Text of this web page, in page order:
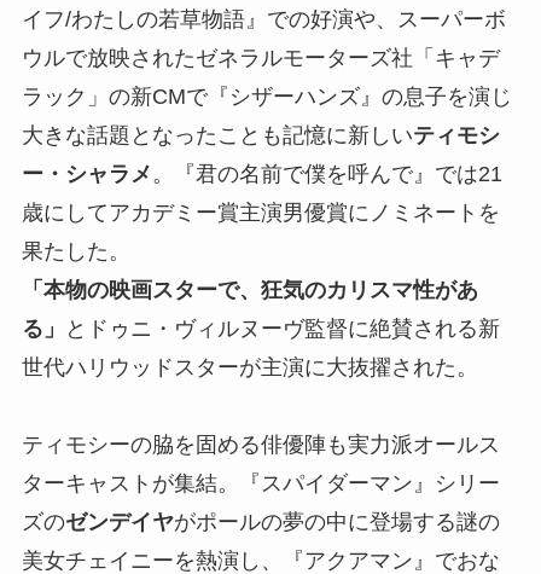
イフ/わたしの若草物語』での好演や、スーパーボ
ウルで放映されたゼネラルモーターズ社「キャデ
ラック」の新CMで『シザーハンズ』の息子を演じ
大きな話題となったことも記憶に新しいティモシ
ー・シャラメ 。『君の名前で僕を呼んで』では21
歳にしてアカデミー賞主演男優賞にノミネートを
果たした。
「本物の映画スターで、狂気のカリスマ性があ
る」
とドゥニ・ヴィルヌーヴ監督に絶賛される新
世代ハリウッドスターが主演に大抜擢された。
ティモシーの脇を固める俳優陣も実力派オールス
ターキャストが集結。『スパイダーマン』シリー
ズのゼンデイヤがポールの夢の中に登場する謎の
美女チェイニーを熱演し、『アクアマン』でおな